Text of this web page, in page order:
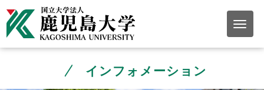
インフォメーション